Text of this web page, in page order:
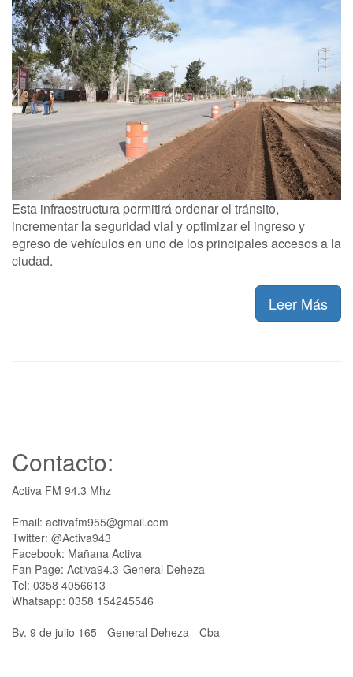
Esta infraestructura permitirá ordenar el tránsito,
incrementar la seguridad vial y optimizar el ingreso y
egreso de vehículos en uno de los principales accesos a la
ciudad.
Leer Más
Contacto:
Activa FM 94.3 Mhz
Email: activafm955@gmail.com
Twitter: @Activa943
Facebook: Mañana Activa
Fan Page: Activa94.3-General Deheza
Tel: 0358 4056613
Whatsapp: 0358 154245546
Bv. 9 de julio 165 - General Deheza - Cba